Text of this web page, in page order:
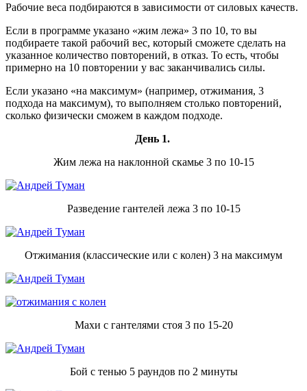
Рабочие веса подбираются в зависимости от силовых качеств.
Если в программе указано «жим лежа» 3 по 10, то вы
подбираете такой рабочий вес, который сможете сделать на
указанное количество повторений, в отказ. То есть, чтобы
примерно на 10 повторении у вас заканчивались силы.
Если указано «на максимум» (например, отжимания, 3
подхода на максимум), то выполняем столько повторений,
сколько физически сможем в каждом подходе.
День 1.
Жим лежа на наклонной скамье 3 по 10-15
Разведение гантелей лежа 3 по 10-15
Отжимания (классические или с колен) 3 на максимум
Махи с гантелями стоя 3 по 15-20
Бой с тенью 5 раундов по 2 минуты